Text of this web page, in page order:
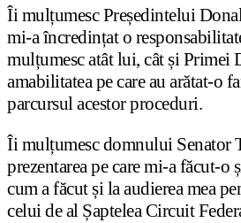
Îi mulțumesc Președintelui
mi-a încredințat o
mulțumesc atât lui, cât și Primei
amabilitatea pe care au arătat-o
parcursul acestor proceduri.
Îi mulțumesc domnului Senator
prezentarea pe care mi-a făcut-o
cum a făcut și la audierea mea
celui de al Șaptelea Circuit